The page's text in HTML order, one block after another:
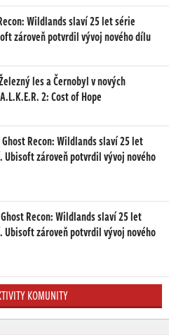
Wildlands slaví 25 let série
zároveň potvrdil vývoj nového dílu
les a Černobyl v nových
2: Cost of Hope
Ghost Recon: Wildlands slaví 25 let
zároveň potvrdil vývoj nového
Ghost Recon: Wildlands slaví 25 let
zároveň potvrdil vývoj nového
KOMUNITY